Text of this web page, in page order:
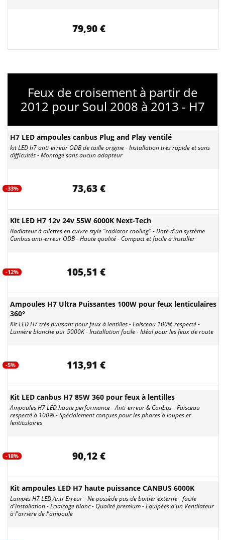
79,90 €
Feux de croisement à partir de
2012 pour Soul 2008 à 2013 - H7
H7 LED ampoules canbus Plug and Play ventilé
kit LED h7 anti-erreur ODB de taille origine - Installation très rapide et sans
difficultés - Montage sans aucun adapteur
-33% 73,63 €
Kit LED H7 12v 24v 55W 6000K Next-Tech
Radiateur à ailettes en cuivre style "radiator cooling" - Doté d'un système
Canbus anti-erreur ODB - Haute qualité - Compact et facile à installer
-12% 105,51 €
Ampoules H7 Ultra Puissantes 100W pour feux lenticulaires
360°
Kit LED H7 très puissant pour feux à lentilles - Faisceau 100% respecté -
Lumière blanche pur 5000K - Installation facile - Idéal pour les feux de route
-5% 113,91 €
Kit LED canbus H7 85W 360 pour feux à lentilles
Ampoules H7 LED haute performance - Anti-erreur & Canbus - Faisceau
respecté à 100% - Spécialement conçues pour les phares à loupes et
lenticulaires
-18% 90,12 €
Kit ampoules LED H7 haute puissance CANBUS 6000K
Lampes H7 LED Anti-Erreur - Ne possède pas de boitier externe - facile
d'installation - Eclairage blanc - Qualité premium - Equipées d'un Ventilateur
à l'arrière de l'ampoule